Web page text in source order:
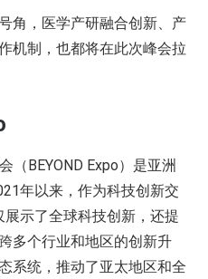
角，医学产研融合创新、产
机制，也都将在此次峰会拉
（BEYOND Expo）是亚洲
年以来，作为科技创新交
展示了全球科技创新，还提
多个行业和地区的创新升
系统，推动了亚太地区和全